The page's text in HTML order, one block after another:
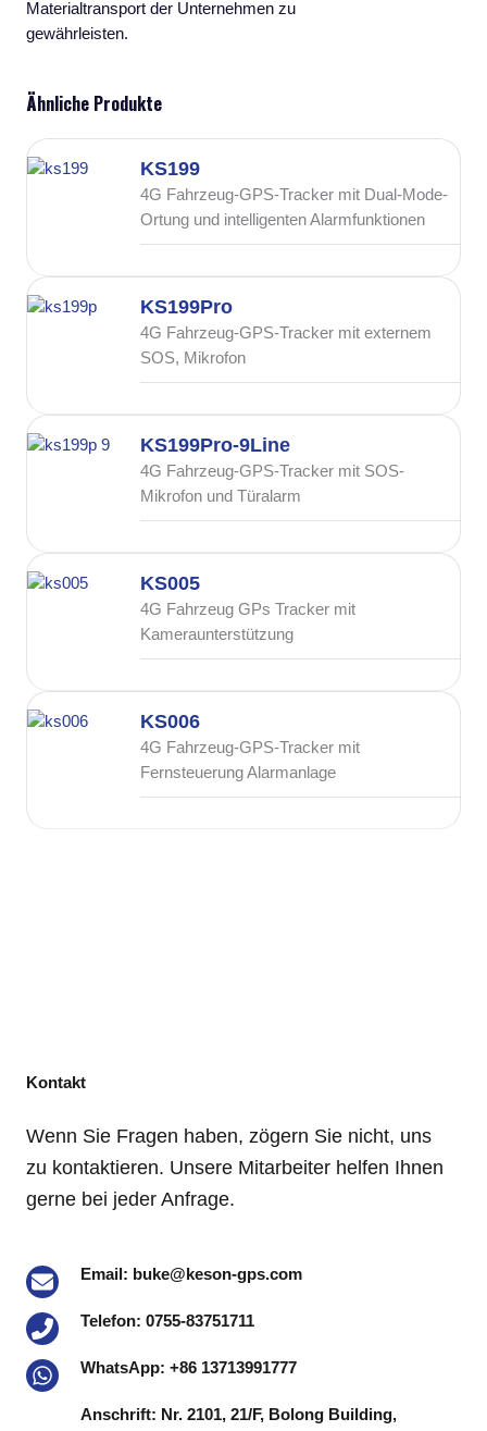
Materialtransport der Unternehmen zu
gewährleisten.
Ähnliche Produkte
KS199
4G Fahrzeug-GPS-Tracker mit Dual-Mode-
Ortung und intelligenten Alarmfunktionen
KS199Pro
4G Fahrzeug-GPS-Tracker mit externem
SOS, Mikrofon
KS199Pro-9Line
4G Fahrzeug-GPS-Tracker mit SOS-
Mikrofon und Türalarm
KS005
4G Fahrzeug GPs Tracker mit
Kameraunterstützung
KS006
4G Fahrzeug-GPS-Tracker mit
Fernsteuerung Alarmanlage
Kontakt
Wenn Sie Fragen haben, zögern Sie nicht, uns
zu kontaktieren. Unsere Mitarbeiter helfen Ihnen
gerne bei jeder Anfrage.
Email: buke@keson-gps.com
Telefon: 0755-83751711
WhatsApp: +86 13713991777
Anschrift: Nr. 2101, 21/F, Bolong Building,